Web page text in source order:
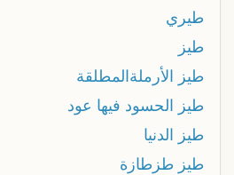
طيري
طيز
طيز الأرملةالمطلقة
طيز الحسود فيها عود
طيز الدنيا
طيز طزطازة